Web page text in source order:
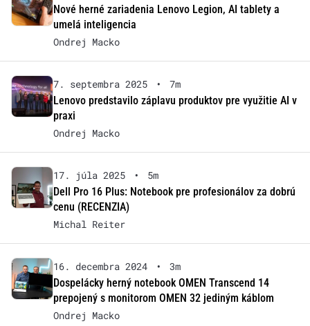
Nové herné zariadenia Lenovo Legion, AI tablety a
umelá inteligencia
Ondrej Macko
7. septembra 2025 •
7m
Lenovo predstavilo záplavu produktov pre využitie AI v
praxi
Ondrej Macko
17. júla 2025 •
5m
Dell Pro 16 Plus: Notebook pre profesionálov za dobrú
cenu (RECENZIA)
Michal Reiter
16. decembra 2024 •
3m
Dospelácky herný notebook OMEN Transcend 14
prepojený s monitorom OMEN 32 jediným káblom
Ondrej Macko